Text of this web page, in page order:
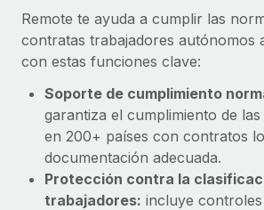
Gestiona las prestaciones de los
complicaciones.
Más información
Pento se convierte en un
con Remote
Gestionar las nóminas internamente es
semanas en hacerlo manualmente y, al
Más información
Remote te ayuda a cumplir las
contratas trabajadores autónomos
con estas funciones clave:
Soporte de cumplimiento
garantiza el cumplimiento de
en 200+ países con contratos
documentación adecuada.
Protección contra la
trabajadores: incluye